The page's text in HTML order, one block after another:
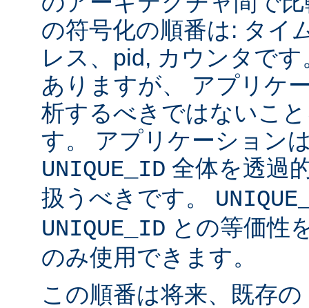
の符号化の順番は: タイ
レス、pid, カウンタで
ありますが、 アプリケ
析するべきではないこ
す。 アプリケーション
UNIQUE_ID 全体を透過
扱うべきです。
UNIQUE_ID との等価性
のみ使用できます。
この順番は将来、既存の